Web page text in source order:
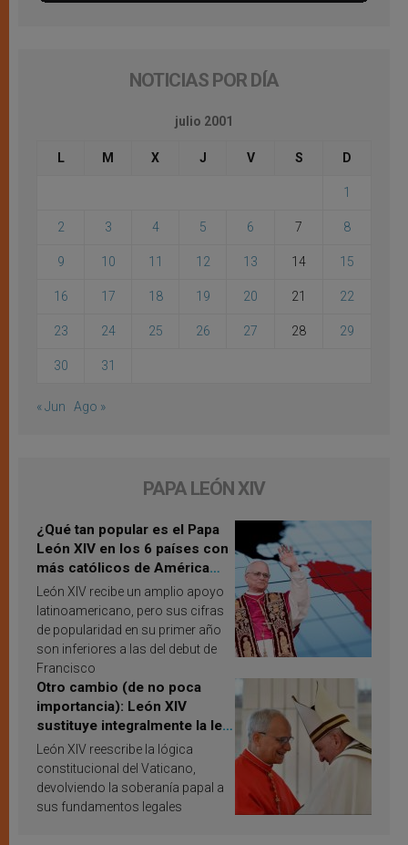
NOTICIAS POR DÍA
julio 2001
L M X J V S D
1
2 3 4 5 6 7 8
9 10 11 12 13 14 15
16 17 18 19 20 21 22
23 24 25 26 27 28 29
30 31
« Jun Ago »
PAPA LEÓN XIV
¿Qué tan popular es el Papa
León XIV en los 6 países con
más católicos de América
Latina en 2026? Publican
resultados de investigación
León XIV recibe un amplio apoyo
latinoamericano, pero sus cifras
de popularidad en su primer año
son inferiores a las del debut de
Francisco
Otro cambio (de no poca
importancia): León XIV
sustituye integralmente la ley
vaticana de Papa Francisco
León XIV reescribe la lógica
constitucional del Vaticano,
devolviendo la soberanía papal a
sus fundamentos legales